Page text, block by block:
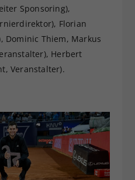
Sponsoring),
Florian
Dominic Thiem, Markus
Herbert
Veranstalter).